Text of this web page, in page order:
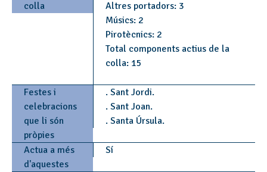
colla
Altres portadors: 3
Músics: 2
Pirotècnics: 2
Total components actius de la
colla: 15
Festes i
celebracions
que li són
pròpies
. Sant Jordi.
. Sant Joan.
. Santa Úrsula.
Actua a més
d'aquestes
Sí